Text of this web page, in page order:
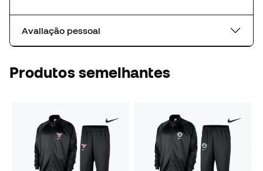
Avaliação pessoal
Produtos semelhantes